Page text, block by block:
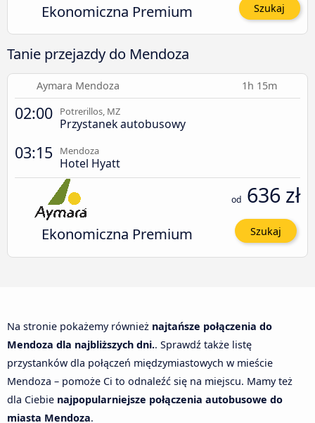
Ekonomiczna Premium Szukaj
Tanie przejazdy do Mendoza
Aymara Mendoza 1h 15m
02:00 Potrerillos, MZ
Przystanek autobusowy
03:15 Mendoza
Hotel Hyatt
Ekonomiczna Premium
od 636 zł
Szukaj
Na stronie pokażemy również najtańsze połączenia do
Mendoza dla najbliższych dni.. Sprawdź także listę
przystanków dla połączeń międzymiastowych w mieście
Mendoza – pomoże Ci to odnaleźć się na miejscu. Mamy też
dla Ciebie najpopularniejsze połączenia autobusowe do
miasta Mendoza.